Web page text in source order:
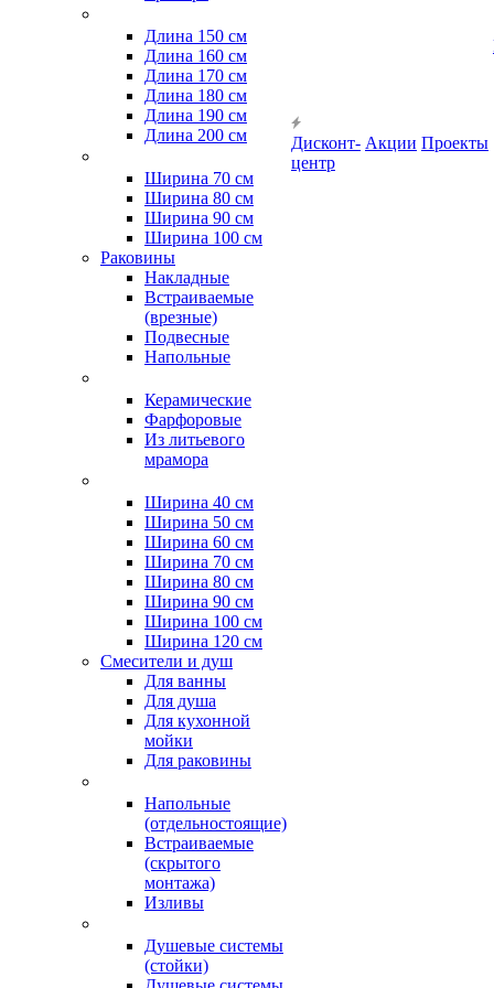
Длина 150 см
Длина 160 см
Длина 170 см
Длина 180 см
Длина 190 см
Длина 200 см
Ширина 70 см
Ширина 80 см
Ширина 90 см
Ширина 100 см
Раковины
Накладные
Встраиваемые
(врезные)
Подвесные
Напольные
Керамические
Фарфоровые
Из литьевого
мрамора
Ширина 40 см
Ширина 50 см
Ширина 60 см
Ширина 70 см
Ширина 80 см
Ширина 90 см
Ширина 100 см
Ширина 120 см
Смесители и душ
Для ванны
Для душа
Для кухонной
мойки
Для раковины
Напольные
(отдельностоящие)
Встраиваемые
(скрытого
монтажа)
Изливы
Душевые системы
(стойки)
Дисконт-
центр
Акции Проекты